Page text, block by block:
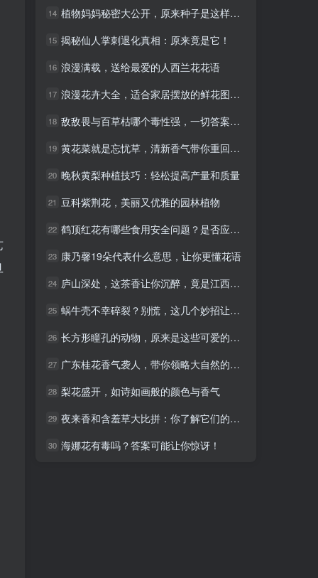
14 植物妈妈秘密大公开，原来种子是这样传播的！
15 揭秘仙人掌刺退化真相：原来竟是它！
16 浪漫满载，送给最爱的人西兰花花语
17 浪漫花卉大全，适合家居摆放的鲜花图片分享
18 敌敌畏与百草枯哪个毒性强，一切答案都在这里！
19 黄花菜就是忘忧草，清新香气带你重回童年
20 晚秋黄梨种植技巧：轻松提高产量和质量
21 豆科紫荆花，美丽又优雅的园林植物
22 鹤顶红花有哪些食用安全问题？是否应该避免？
23 康乃馨19朵代表什么意思，让你更懂花语
24 庐山深处，这茶香让你沉醉，竟是江西的秘密宝藏！
25 蜗牛壳不幸碎裂？别慌，这几个妙招让你轻松处理！
26 长方形瞳孔的动物，原来是这些可爱的宠物！
27 广东桂花香气袭人，带你领略大自然的美妙
28 梨花盛开，如诗如画般的颜色与香气
29 夜来香和含羞草大比拼：你了解它们的毒性吗？
30 海娜花有毒吗？答案可能让你惊讶！
14 植物妈妈秘密大公开，原来种子是这样传播的！
15 揭秘仙人掌刺退化真相：原来竟是它！
16 浪漫满载，送给最爱的人西兰花花语
17 浪漫花卉大全，适合家居摆放的鲜花图片分享
18 敌敌畏与百草枯哪个毒性强，一切答案都在这里！
19 黄花菜就是忘忧草，清新香气带你重回童年
20 晚秋黄梨种植技巧：轻松提高产量和质量
21 豆科紫荆花，美丽又优雅的园林植物
22 鹤顶红花有哪些食用安全问题？是否应该避免？
23 康乃馨19朵代表什么意思，让你更懂花语
24 庐山深处，这茶香让你沉醉，竟是江西的秘密宝藏！
25 蜗牛壳不幸碎裂？别慌，这几个妙招让你轻松处理！
26 长方形瞳孔的动物，原来是这些可爱的宠物！
27 广东桂花香气袭人，带你领略大自然的美妙
28 梨花盛开，如诗如画般的颜色与香气
29 夜来香和含羞草大比拼：你了解它们的毒性吗？
30 海娜花有毒吗？答案可能让你惊讶！